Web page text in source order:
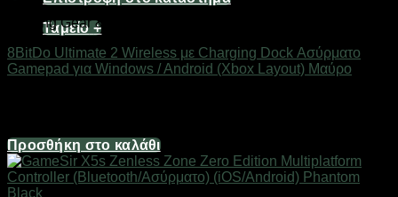
Ταμείο +
Gaming Gear & Accessories
8BitDo Ultimate 2 Wireless με Charging Dock Ασύρματο
Gamepad για Windows / Android (Xbox Layout) Μαύρο
Προσθήκη στο καλάθι